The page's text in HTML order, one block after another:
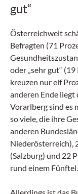
gut“
Österreichweit
Befragten (71
oder „sehr gut“
kreuzen nur elf
anderen Ende liegt
Vorarlberg sind es
so viele, die ihre
anderen
Niederösterreich),
(Salzburg) und 22
rund einem Fünftel.